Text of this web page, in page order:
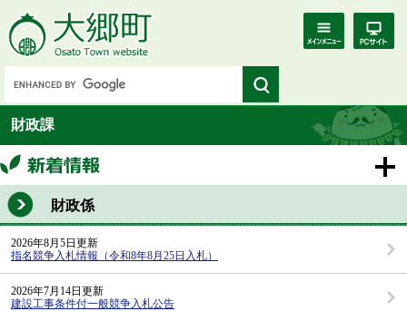
財政課
財政係
2026年8月5日更新
指名競争入札情報（令和8年8月25日入札）
2026年7月14日更新
建設工事条件付一般競争入札公告